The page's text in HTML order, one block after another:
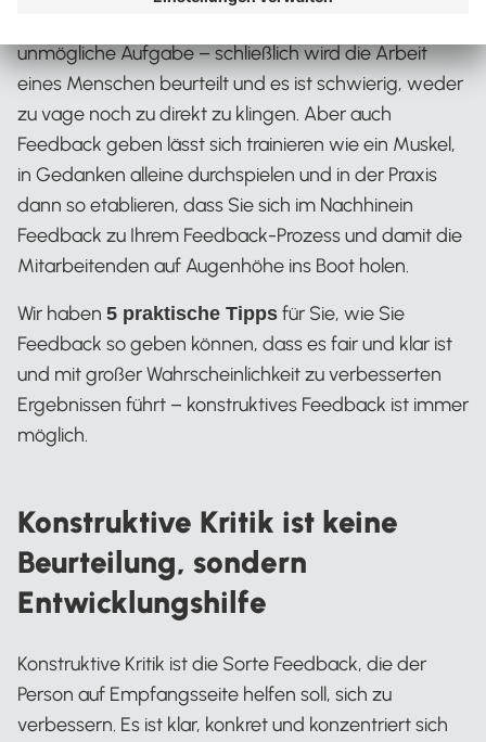
unmögliche Aufgabe – schließlich wird die Arbeit
eines Menschen beurteilt und es ist schwierig, weder
zu vage noch zu direkt zu klingen. Aber auch
Feedback geben lässt sich trainieren wie ein Muskel,
in Gedanken alleine durchspielen und in der Praxis
dann so etablieren, dass Sie sich im Nachhinein
Feedback zu Ihrem Feedback-Prozess und damit die
Mitarbeitenden auf Augenhöhe ins Boot holen.
Wir haben 5 praktische Tipps für Sie, wie Sie
Feedback so geben können, dass es fair und klar ist
und mit großer Wahrscheinlichkeit zu verbesserten
Ergebnissen führt – konstruktives Feedback ist immer
möglich.
Konstruktive Kritik ist keine
Beurteilung, sondern
Entwicklungshilfe
Konstruktive Kritik ist die Sorte Feedback, die der
Person auf Empfangsseite helfen soll, sich zu
verbessern. Es ist klar, konkret und konzentriert sich